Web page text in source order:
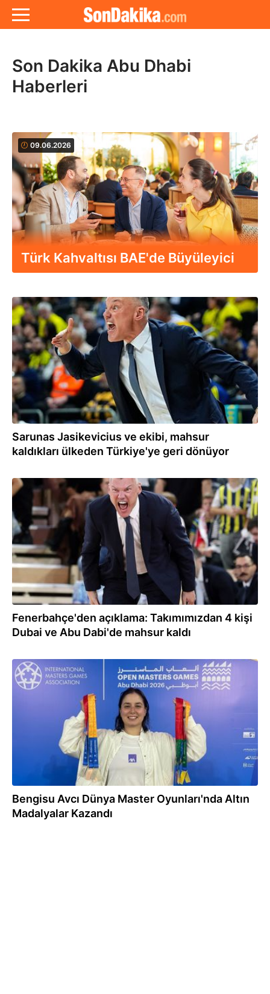
Son Dakika Abu Dhabi
Haberleri
09.06.2026
Türk Kahvaltısı BAE'de Büyüleyici
03.03.2026
Sarunas Jasikevicius ve ekibi, mahsur
kaldıkları ülkeden Türkiye'ye geri dönüyor
01.03.2026
Fenerbahçe'den açıklama: Takımımızdan 4 kişi
Dubai ve Abu Dabi'de mahsur kaldı
13.02.2026
Bengisu Avcı Dünya Master Oyunları'nda Altın
Madalyalar Kazandı